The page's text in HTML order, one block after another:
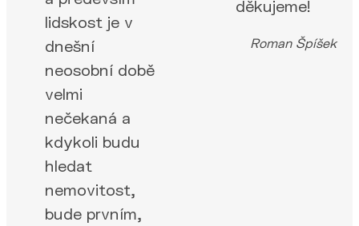
lidskost je v
dnešní
neosobní době
velmi
nečekaná a
kdykoli budu
hledat
nemovitost,
bude prvním,
děkujeme!
Roman Špíšek